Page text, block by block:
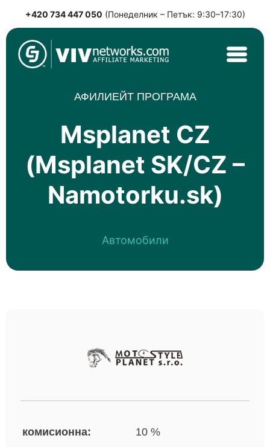
Skip
to
content
+420 734 447 050 (Понеделник – Петък: 9:30–17:30)
VIVnetworks.com
Nejvýkonnější affiliate síť v CEE
АФИЛИЕЙТ ПРОГРАМА
Msplanet CZ
(Msplanet SK/CZ –
Namotorku.sk)
Автомобили
комисионна:
10 %